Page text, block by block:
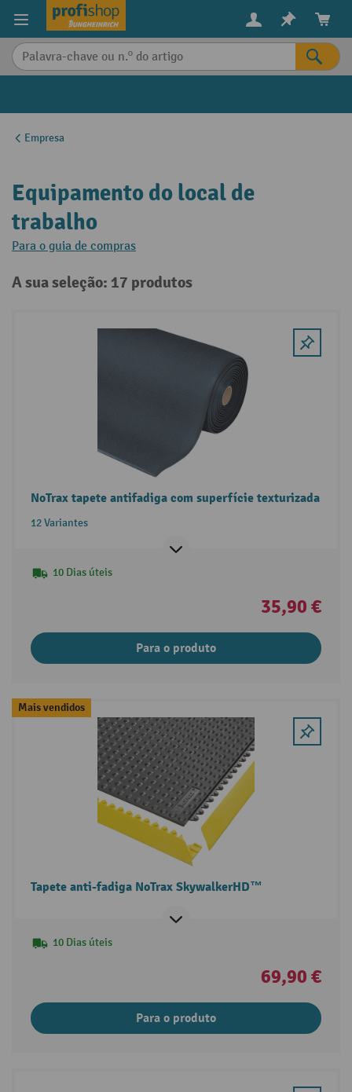
principal
Empresa
Equipamento do local de
trabalho
Para o guia de compras
A sua seleção: 17 produtos
NoTrax tapete antifadiga com superfície texturizada
12 Variantes
10 Dias úteis
35,90 €
Para o produto
Mais vendidos
Tapete anti-fadiga NoTrax SkywalkerHD™
10 Dias úteis
69,90 €
Para o produto